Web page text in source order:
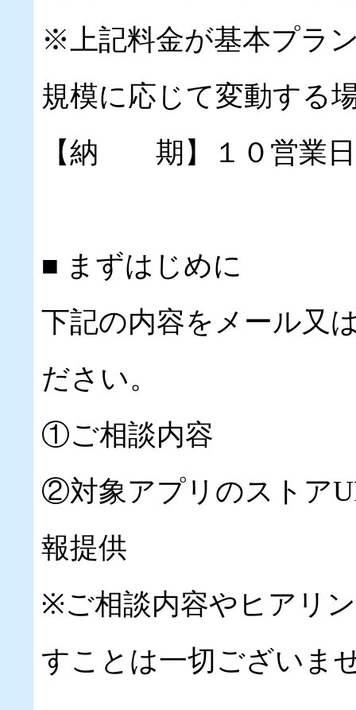
※上記料金が基本プラ
規模に応じて変動する
【納 期】１０営業
■ まずはじめに
下記の内容をメール又
ださい。
①ご相談内容
②対象アプリのストア
報提供
※ご相談内容やヒアリ
すことは一切ございま